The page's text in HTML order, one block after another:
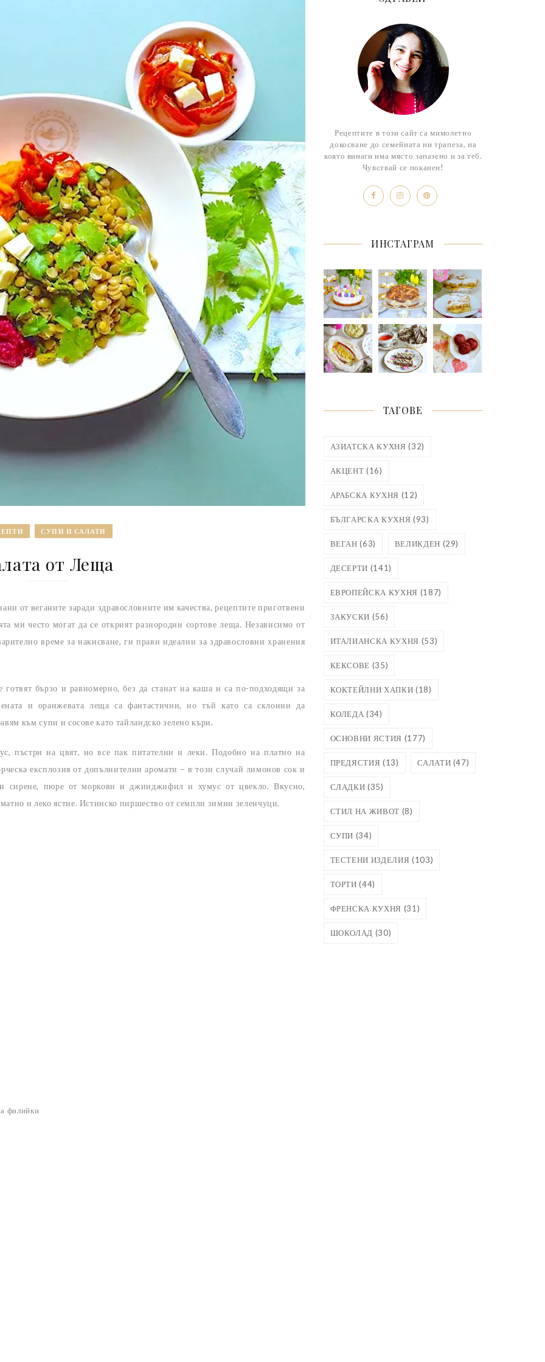
СУПИ И САЛАТИ
от Леща
от веганите заради здравословните им качества, рецептите приготвени
ми често могат да се открият разнородни сортове леща. Независимо от
време за накисване, ги прави идеални за здравословни хранения
бързо и равномерно, без да станат на каша и са по-подходящи за
и оранжевата леща са фантастични, но тъй като са склонни да
към супи и сосове като тайландско зелено къри.
пъстри на цвят, но все пак питателни и леки. Подобно на платно на
експлозия от допълнителни аромати – в този случай лимонов сок и
сирене, пюре от моркови и джинджифил и хумус от цвекло. Вкусно,
и леко ястие. Истинско пиршество от семпли зимни зеленчуци.
филийки
Рецептите в този сайт са мимолетно
докосване до семейната ни трапеза, на
която винаги има място запазено и за теб.
Чувствай се поканен!
ИНСТАГРАМ
ТАГОВЕ
АЗИАТСКА КУХНЯ (32)
АКЦЕНТ (16)
АРАБСКА КУХНЯ (12)
БЪЛГАРСКА КУХНЯ (93)
ВЕГАН (63) ВЕЛИКДЕН (29)
ДЕСЕРТИ (141)
ЕВРОПЕЙСКА КУХНЯ (187)
ЗАКУСКИ (56)
ИТАЛИАНСКА КУХНЯ (53)
КЕКСОВЕ (35)
КОКТЕЙЛНИ ХАПКИ (18)
КОЛЕДА (34)
ОСНОВНИ ЯСТИЯ (177)
ПРЕДЯСТИЯ (13) САЛАТИ (47)
СЛАДКИ (35)
СТИЛ НА ЖИВОТ (8)
СУПИ (34)
ТЕСТЕНИ ИЗДЕЛИЯ (103)
ТОРТИ (44)
ФРЕНСКА КУХНЯ (31)
ШОКОЛАД (30)